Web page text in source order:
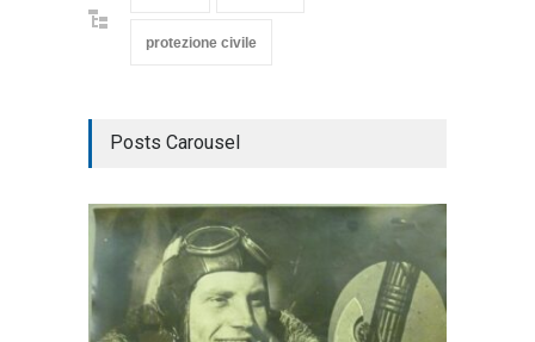
protezione civile
Posts Carousel